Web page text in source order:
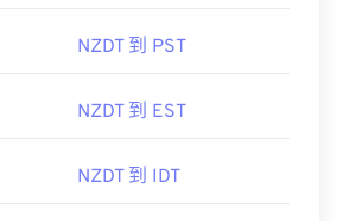
NZDT 到 PST
NZDT 到 EST
NZDT 到 IDT